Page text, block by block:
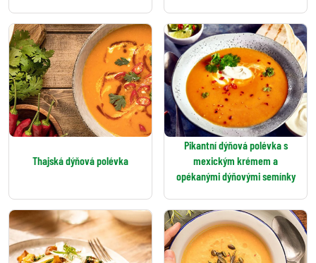
Thajská dýňová polévka
Pikantní dýňová polévka s
mexickým krémem a
opékanými dýňovými semínky